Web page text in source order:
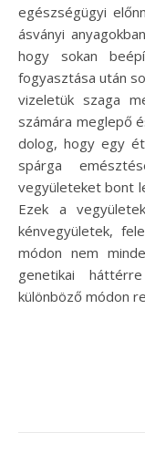
egészségügyi
ásványi
hogy sokan
fogyasztása után
vizeletük szaga
számára meglepő
dolog, hogy egy
spárga
vegyületeket bont
Ezek a
kénvegyületek,
módon nem
genetikai
különböző módon